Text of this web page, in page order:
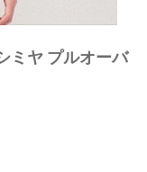
ミヤ プルオーバ